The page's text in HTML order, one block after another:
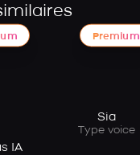
IA
Premium
Sia
Type voice